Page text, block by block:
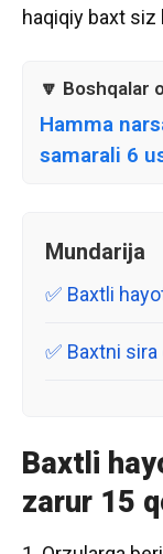
haqiqiy baxt siz
Hamma
samarali 6
Mundarija
Baxtli
Baxtni
Baxtli
zarur 15